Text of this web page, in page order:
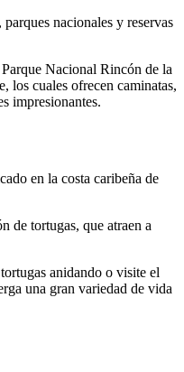
nacionales y reservas
Nacional Rincón de la
los cuales ofrecen caminatas,
impresionantes.
en la costa caribeña de
de tortugas, que atraen a
anidando o visite el
una gran variedad de vida